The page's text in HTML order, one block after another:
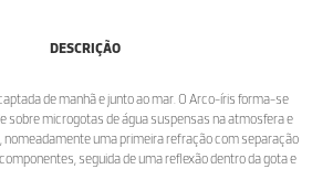
DESCRIÇÃO
de manhã e junto ao mar. O Arco-íris forma-se
sobre microgotas de água suspensas na atmosfera e
nomeadamente uma primeira refração com separação
seguida de uma reflexão dentro da gota e